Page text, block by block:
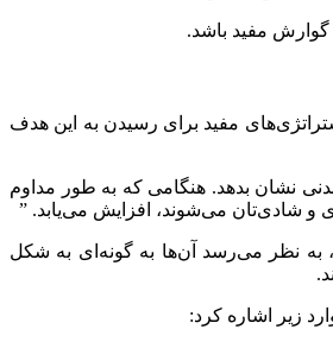
مفید باشد.
مفید برای رسیدن به این هدف
نشان بدهد. هنگامی که به طور مداوم
و شادی‌تان می‌‌شوند، افزایش می‌یابد. ‌”‌
به نظر می‌رسد آن‌ها به گونه‌ای به شکل
زیر اشاره کرد: